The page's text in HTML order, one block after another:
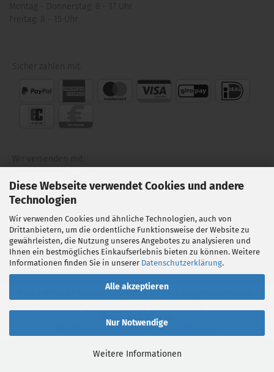
Diese Webseite verwendet Cookies und andere
Technologien
Wir verwenden Cookies und ähnliche Technologien, auch von
Drittanbietern, um die ordentliche Funktionsweise der Website zu
gewährleisten, die Nutzung unseres Angebotes zu analysieren und
Ihnen ein bestmögliches Einkaufserlebnis bieten zu können. Weitere
Informationen finden Sie in unserer Datenschutzerklärung.
Alle akzeptieren
Nur Notwendige
Weitere Informationen
Montag - Donnerstag: 8 - 17 Uhr
Freitag: 8 - 15 Uhr
Sicher zahlen mit:
Wir versenden mit:
Folgen Sie uns auf:
Verkauf nur an Geschäftskunden, Firmen, Gewerbetreibende,
Sinne des § 14 BGB.
Versandkosten
© 2026 Carvice SMART REPAIR eSHOP